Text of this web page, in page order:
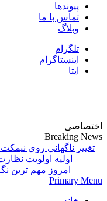
پیوندها
تماس با ما
وبلاگ
تلگرام
اینستاگرام
ایتا
اختصاصی
Breaking News
تغییر ناگهانی روی
اولیه اولویت
Primary Menu